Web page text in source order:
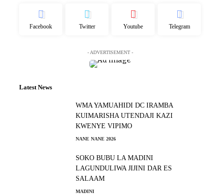
Facebook Twitter Youtube Telegram
- ADVERTISEMENT -
Latest News
WMA YAMUAHIDI DC IRAMBA
KUIMARISHA UTENDAJI KAZI
KWENYE VIPIMO
NANE NANE 2026
SOKO BUBU LA MADINI
LAGUNDULIWA JIJINI DAR ES
SALAAM
MADINI